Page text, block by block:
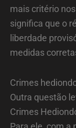
mais critério
significa que o
liberdade
medidas
Crimes
Outra questão
Crimes